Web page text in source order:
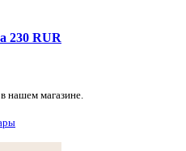
230 RUR
нашем магазине.